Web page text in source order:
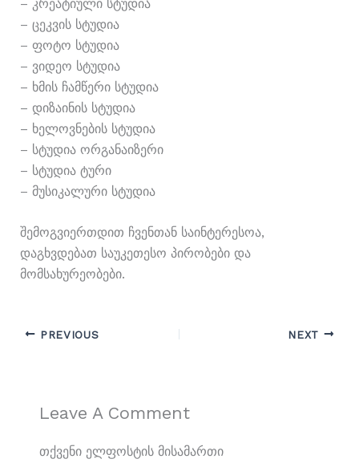
– Კრეატიული Სტუდია
– Ცეკვის Სტუდია
– Ფოტო Სტუდია
– Ვიდეო Სტუდია
– Ხმის Ჩამწერი Სტუდია
– Დიზაინის Სტუდია
– Ხელოვნების Სტუდია
– Სტუდია Ორგანაიზერი
– Სტუდია Ტური
– Მუსიკალური Სტუდია
Შემოგვიერთდით Ჩვენთან Საინტერესოა,
Დაგხვდებათ Საუკეთესო Პირობები Და
Მომსახურეობები.
PREVIOUS NEXT
Leave A Comment
Თქვენი Ელფოსტის Მისამართი